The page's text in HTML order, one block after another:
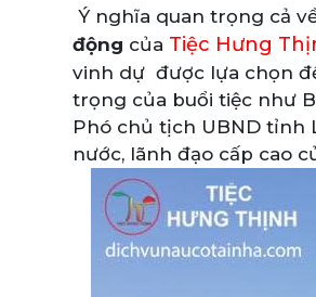
Ý nghĩa quan trọng cả
động của Tiệc Hưng
vinh dự được lựa chọn
trọng của buổi tiệc như
Phó chủ tịch UBND tỉnh
nước, lãnh đạo cấp cao